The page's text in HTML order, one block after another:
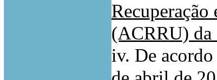
(ACRRU) da
iv. De